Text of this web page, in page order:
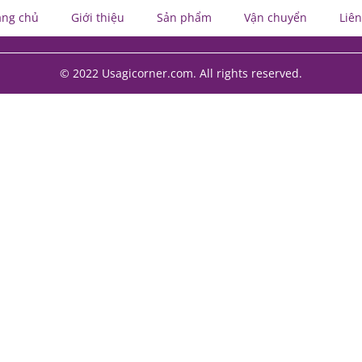
chủ Giới thiệu Sản phẩm Vận chuyển
© 2022 Usagicorner.com. All rights reserved.